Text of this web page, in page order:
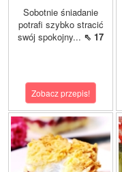
Sobotnie śniadanie
potrafi szybko stracić
swój spokojny... ⇖ 17
Zobacz przepis!